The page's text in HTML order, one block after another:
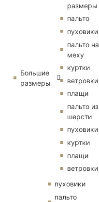
Большие
размеры
размеры
пальто
пуховики
пальто на
меху
куртки
ветровки
плащи
пальто из
шерсти
пуховики
куртки
плащи
ветровки
пуховики
пальто